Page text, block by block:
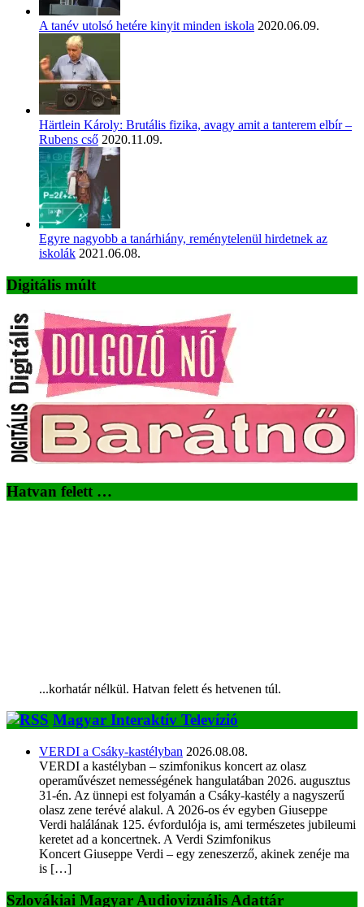
A tanév utolsó hetére kinyit minden iskola 2020.06.09.
Härtlein Károly: Brutális fizika, avagy amit a tanterem elbír –
Rubens cső 2020.11.09.
Egyre nagyobb a tanárhiány, reménytelenül hirdetnek az
iskolák 2021.06.08.
Digitális múlt
Hatvan felett …
...korhatár nélkül. Hatvan felett és hetvenen túl.
Magyar Interaktív Televízió
VERDI a Csáky-kastélyban 2026.08.08.
VERDI a kastélyban – szimfonikus koncert az olasz
operaművészet nemességének hangulatában 2026. augusztus
31-én. Az ünnepi est folyamán a Csáky-kastély a nagyszerű
olasz zene terévé alakul. A 2026-os év egyben Giuseppe
Verdi halálának 125. évfordulója is, ami természetes jubileumi
keretet ad a koncertnek. A Verdi Szimfonikus
Koncert Giuseppe Verdi – egy zeneszerző, akinek zenéje ma
is […]
Szlovákiai Magyar Audiovizuális Adattár